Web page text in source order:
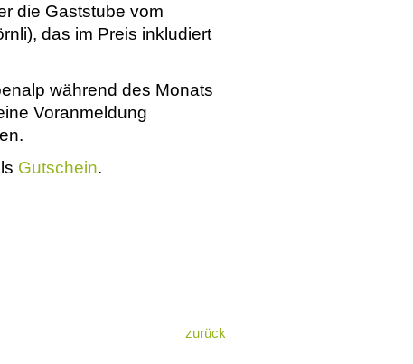
die Gaststube vom
das im Preis inkludiert
während des Monats
Voranmeldung
Gutschein.
zurück